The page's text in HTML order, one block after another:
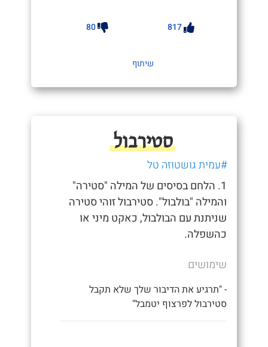
817
80
שיתוף
סטירבול
#עמית גושטוזה טל
1. הלחם בסיסים של המילה "סטירה"
והמילה "בולבול". סטירבול זוהי סטירה
שניתנת עם הבולבול, כאקט מיני או
כהשפלה.
שימושים
- "תרגיע את הדיבור שלך שלא תקבל
סטירבול לפרצוף יטמבל"